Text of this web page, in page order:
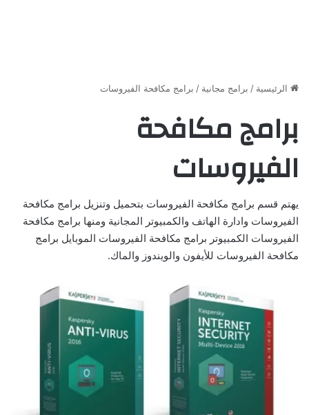
الرئيسية / برامج مجانية / برامج مكافحة الفيروسات
برامج مكافحة
الفيروسات
يهتم قسم برامج مكافحة الفيروسات بتحميل وتنزيل برامج مكافحة
الفيروسات وادارة الهاتف والكمبيوتر المجانية ومنها برامج مكافحة
الفيروسات الكمبيوتر برامج مكافحة الفيروسات الموبايل برامج
مكافحة الفيروسات للأيفون والويندوز والماك.